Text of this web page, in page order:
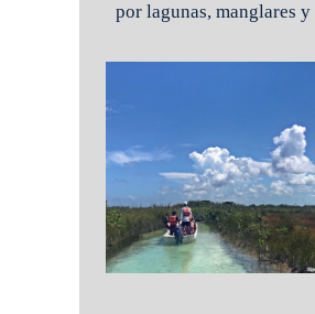
por lagunas, manglares y